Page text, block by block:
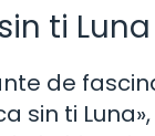
ti Luna
de
sin ti